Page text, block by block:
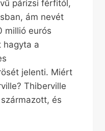
párizsi férfitól,
ám nevét
millió eurós
hagyta a
jelenti. Miért
Thiberville
és